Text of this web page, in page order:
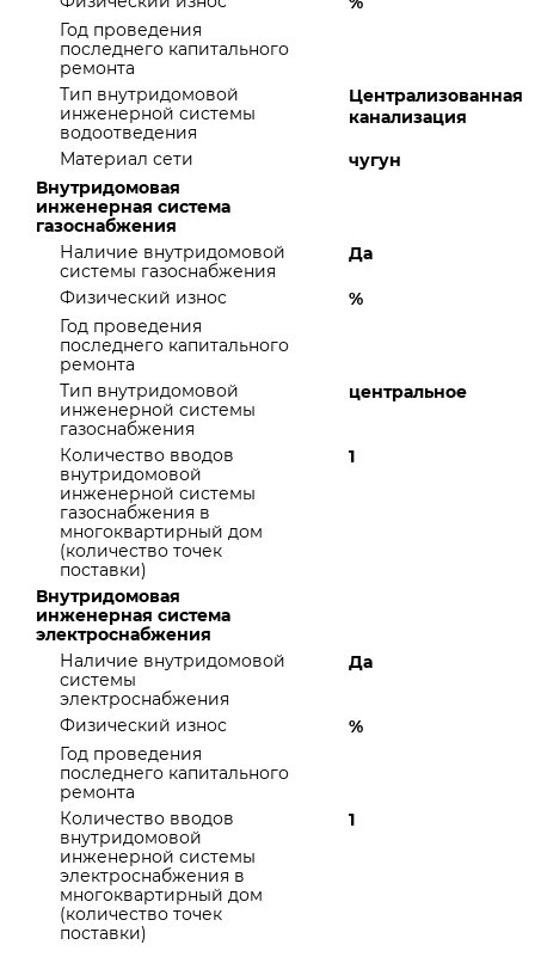
Год проведения
последнего капитального
ремонта
Тип внутридомовой
инженерной системы
водоотведения
Централизованная
канализация
Материал сети
чугун
Внутридомовая
инженерная система
газоснабжения
Наличие внутридомовой
системы газоснабжения
Да
Физический износ
%
Год проведения
последнего капитального
ремонта
Тип внутридомовой
инженерной системы
газоснабжения
центральное
Количество вводов
внутридомовой
инженерной системы
газоснабжения в
многоквартирный дом
(количество точек
поставки)
1
Внутридомовая
инженерная система
электроснабжения
Наличие внутридомовой
системы
электроснабжения
Да
Физический износ
%
Год проведения
последнего капитального
ремонта
Количество вводов
внутридомовой
инженерной системы
электроснабжения в
многоквартирный дом
(количество точек
поставки)
1